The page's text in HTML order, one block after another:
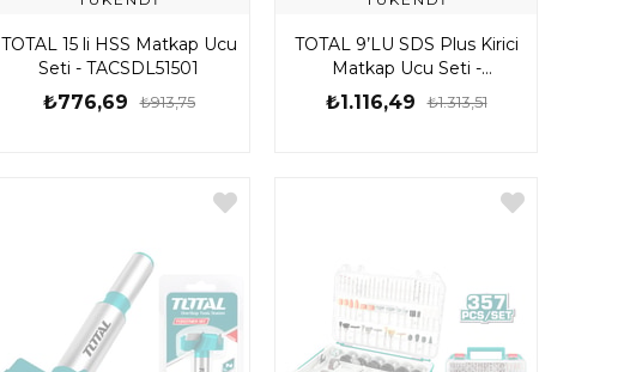
TOTAL 15 li HSS Matkap Ucu
Seti - TACSDL51501
₺776,69 ₺913,75
TOTAL 9’LU SDS Plus Kirici
Matkap Ucu Seti -
TACSDL30901
₺1.116,49 ₺1.313,51